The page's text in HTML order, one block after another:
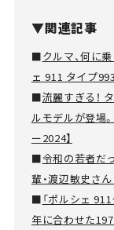
▼関連記事
■クルマ、何に
ェ 911 タイプ993
■流麗すぎる！
ルモデルが登場
ー2024】
■令和の若者だ
輩・渡辺敏史さ
■ 「ポルシェ
年に合わせた